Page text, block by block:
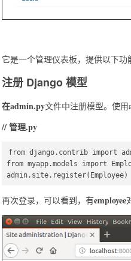
它是一个管理仪表板，提供以下功
注册 Django 模型
在admin.py文件中注册模型。使用
// 管理.py
from django.contrib import
from myapp.models import
再次登录，可以看到，有employee